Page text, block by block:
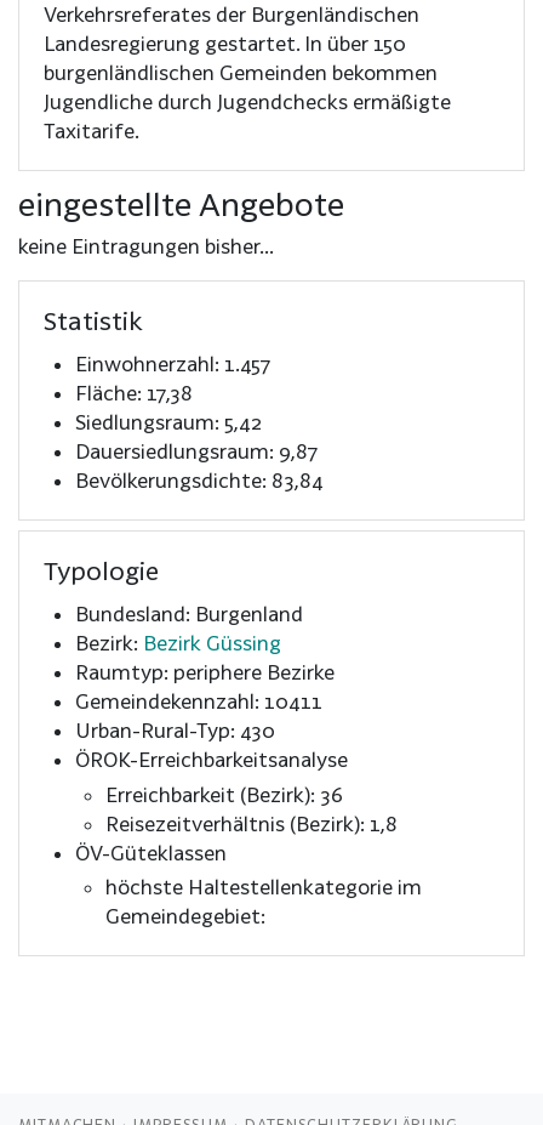
Verkehrsreferates der Burgenländischen
Landesregierung gestartet. In über 150
burgenländlischen Gemeinden bekommen
Jugendliche durch Jugendchecks ermäßigte
Taxitarife.
eingestellte Angebote
keine Eintragungen bisher...
Statistik
Einwohnerzahl: 1.457
Fläche: 17,38
Siedlungsraum: 5,42
Dauersiedlungsraum: 9,87
Bevölkerungsdichte: 83,84
Typologie
Bundesland: Burgenland
Bezirk: Bezirk Güssing
Raumtyp: periphere Bezirke
Gemeindekennzahl: 10411
Urban-Rural-Typ: 430
ÖROK-Erreichbarkeitsanalyse
Erreichbarkeit (Bezirk): 36
Reisezeitverhältnis (Bezirk): 1,8
ÖV-Güteklassen
höchste Haltestellenkategorie im
Gemeindegebiet: